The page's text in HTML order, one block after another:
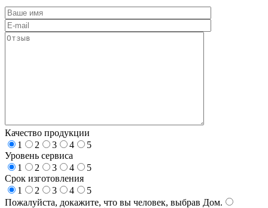
Качество продукции
1
2 3 4
5
Уровень сервиса
1
2 3 4
5
Срок изготовления
1
2 3 4
5
Пожалуйста, докажите, что вы человек, выбрав Дом.